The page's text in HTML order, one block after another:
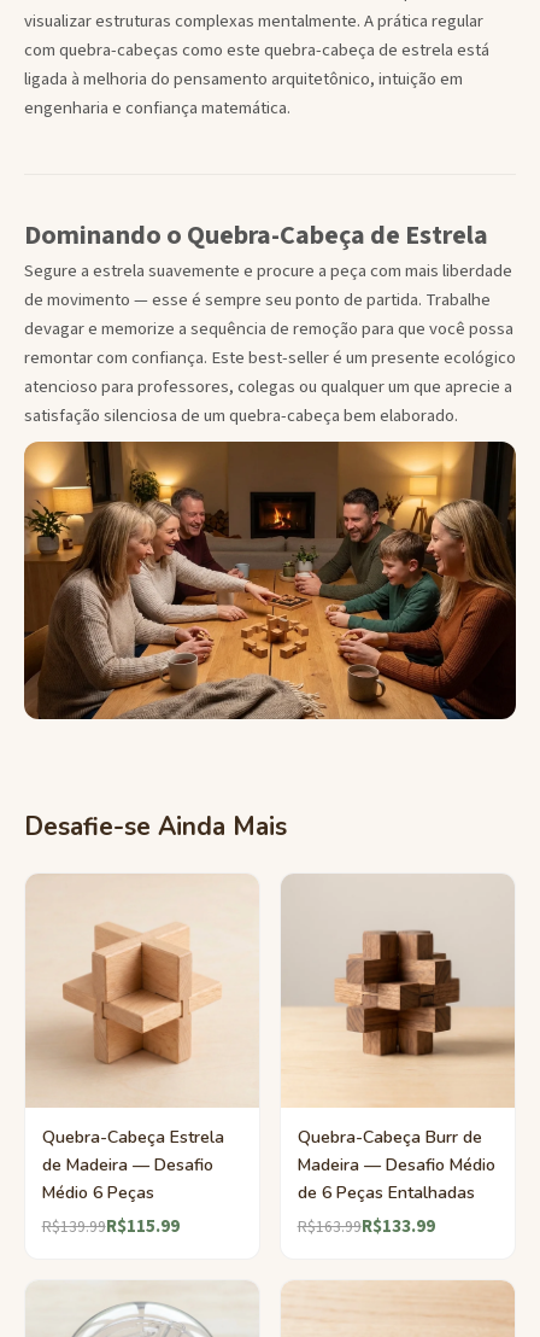
visualizar estruturas complexas mentalmente. A prática regular
com quebra-cabeças como este quebra-cabeça de estrela está
ligada à melhoria do pensamento arquitetônico, intuição em
engenharia e confiança matemática.
Dominando o Quebra-Cabeça de Estrela
Segure a estrela suavemente e procure a peça com mais liberdade
de movimento — esse é sempre seu ponto de partida. Trabalhe
devagar e memorize a sequência de remoção para que você possa
remontar com confiança. Este best-seller é um presente ecológico
atencioso para professores, colegas ou qualquer um que aprecie a
satisfação silenciosa de um quebra-cabeça bem elaborado.
Desafie-se Ainda Mais
Quebra-Cabeça Estrela
de Madeira — Desafio
Médio 6 Peças
R$139.99R$115.99
Quebra-Cabeça Burr de
Madeira — Desafio Médio
de 6 Peças Entalhadas
R$163.99R$133.99